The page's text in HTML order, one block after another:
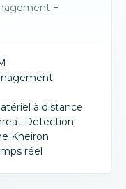
+
à distance
Detection
Kheiron
réel